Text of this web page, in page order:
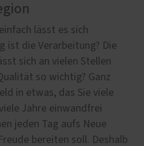
lässt es sich
ist die Verarbeitung? Die
sich an vielen Stellen
so wichtig? Ganz
in etwas, das Sie viele
Jahre einwandfrei
jeden Tag aufs Neue
bereiten soll. Deshalb